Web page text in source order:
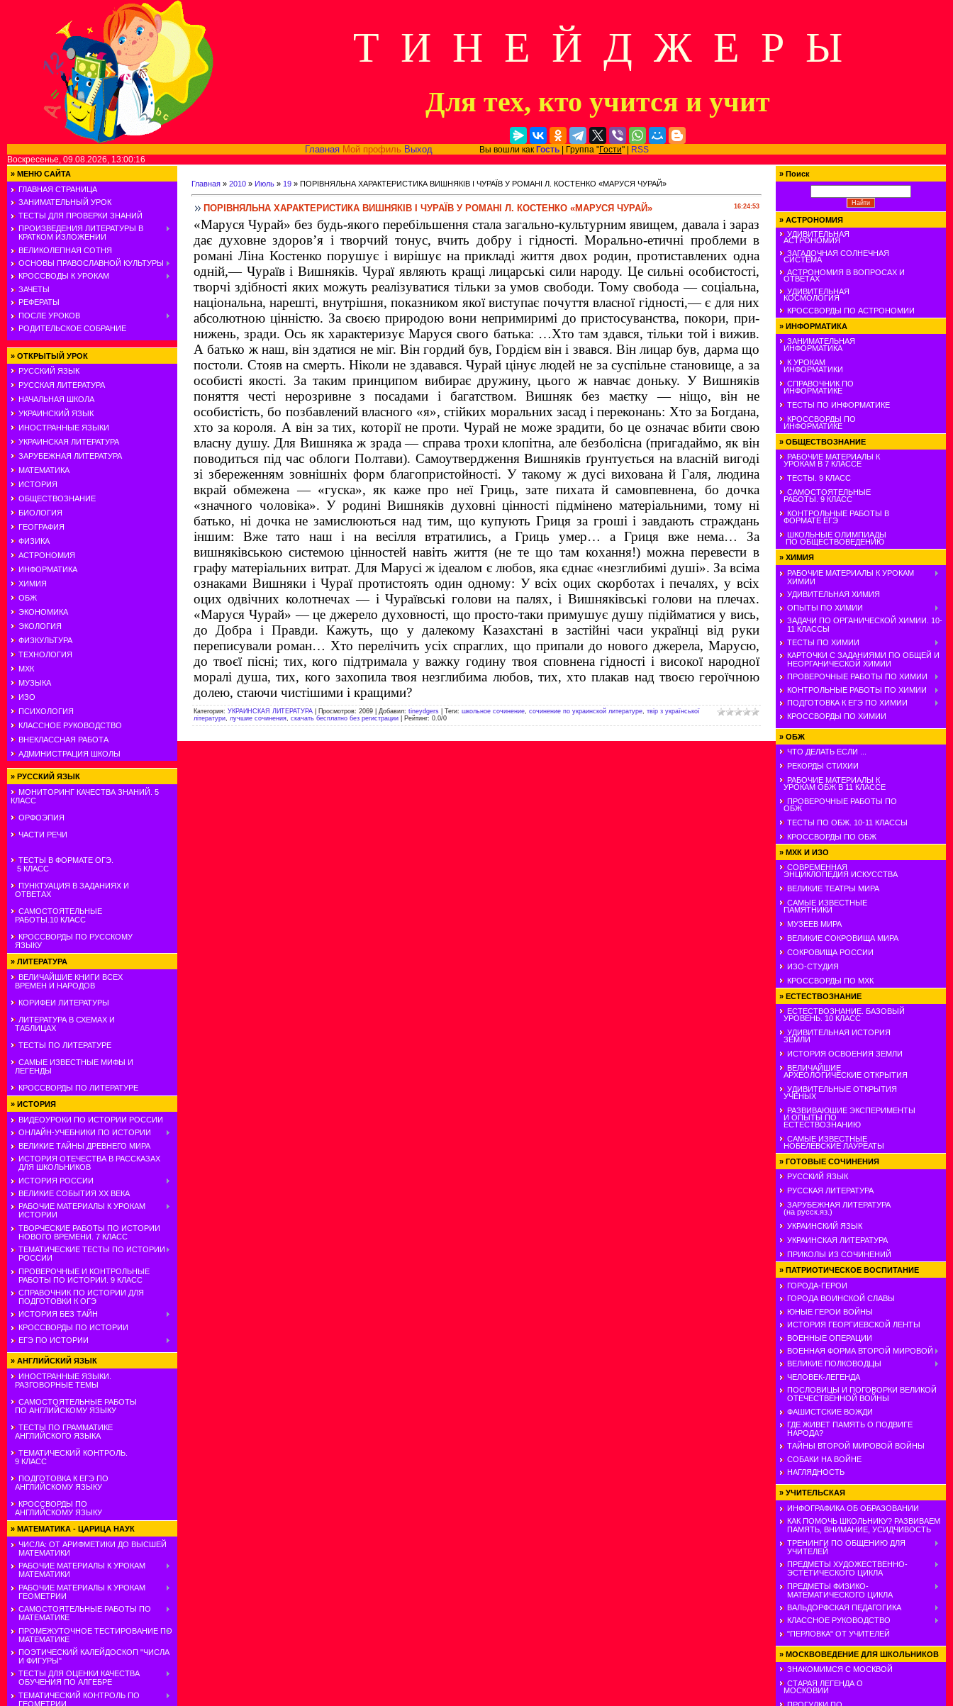
Т И Н Е Й Д Ж Е Р Ы
Для тех, кто учится и учит
Главная Мой профиль ВыходВы вошли как Гость| Группа "Гости" |
RSS
Воскресенье, 09.08.2026, 13:00:16
» МЕНЮ САЙТА
ГЛАВНАЯ СТРАНИЦА
ЗАНИМАТЕЛЬНЫЙ УРОК
ТЕСТЫ ДЛЯ ПРОВЕРКИ ЗНАНИЙ
ПРОИЗВЕДЕНИЯ ЛИТЕРАТУРЫ В
КРАТКОМ ИЗЛОЖЕНИИ
ВЕЛИКОЛЕПНАЯ СОТНЯ
ОСНОВЫ ПРАВОСЛАВНОЙ КУЛЬТУРЫ
КРОССВОДЫ К УРОКАМ
ЗАЧЕТЫ
РЕФЕРАТЫ
ПОСЛЕ УРОКОВ
РОДИТЕЛЬСКОЕ СОБРАНИЕ
» ОТКРЫТЫЙ УРОК
РУССКИЙ ЯЗЫК
РУССКАЯ ЛИТЕРАТУРА
НАЧАЛЬНАЯ ШКОЛА
УКРАИНСКИЙ ЯЗЫК
ИНОСТРАННЫЕ ЯЗЫКИ
УКРАИНСКАЯ ЛИТЕРАТУРА
ЗАРУБЕЖНАЯ ЛИТЕРАТУРА
МАТЕМАТИКА
ИСТОРИЯ
ОБЩЕСТВОЗНАНИЕ
БИОЛОГИЯ
ГЕОГРАФИЯ
ФИЗИКА
АСТРОНОМИЯ
ИНФОРМАТИКА
ХИМИЯ
ОБЖ
ЭКОНОМИКА
ЭКОЛОГИЯ
ФИЗКУЛЬТУРА
ТЕХНОЛОГИЯ
МХК
МУЗЫКА
ИЗО
ПСИХОЛОГИЯ
КЛАССНОЕ РУКОВОДСТВО
ВНЕКЛАССНАЯ РАБОТА
АДМИНИСТРАЦИЯ ШКОЛЫ
» РУССКИЙ ЯЗЫК
МОНИТОРИНГ КАЧЕСТВА ЗНАНИЙ. 5
КЛАСС
ОРФОЭПИЯ
ЧАСТИ РЕЧИ
ТЕСТЫ В ФОРМАТЕ ОГЭ.
5 КЛАСС
ПУНКТУАЦИЯ В ЗАДАНИЯХ И
ОТВЕТАХ
САМОСТОЯТЕЛЬНЫЕ
РАБОТЫ.10 КЛАСС
КРОССВОРДЫ ПО РУССКОМУ
ЯЗЫКУ
» ЛИТЕРАТУРА
ВЕЛИЧАЙШИЕ КНИГИ ВСЕХ
ВРЕМЕН И НАРОДОВ
КОРИФЕИ ЛИТЕРАТУРЫ
ЛИТЕРАТУРА В СХЕМАХ И
ТАБЛИЦАХ
ТЕСТЫ ПО ЛИТЕРАТУРЕ
САМЫЕ ИЗВЕСТНЫЕ МИФЫ И
ЛЕГЕНДЫ
КРОССВОРДЫ ПО ЛИТЕРАТУРЕ
» ИСТОРИЯ
ВИДЕОУРОКИ ПО ИСТОРИИ РОССИИ
ОНЛАЙН-УЧЕБНИКИ ПО ИСТОРИИ
ВЕЛИКИЕ ТАЙНЫ ДРЕВНЕГО МИРА
ИСТОРИЯ ОТЕЧЕСТВА В РАССКАЗАХ
ДЛЯ ШКОЛЬНИКОВ
ИСТОРИЯ РОССИИ
ВЕЛИКИЕ СОБЫТИЯ ХХ ВЕКА
РАБОЧИЕ МАТЕРИАЛЫ К УРОКАМ
ИСТОРИИ
ТВОРЧЕСКИЕ РАБОТЫ ПО ИСТОРИИ
НОВОГО ВРЕМЕНИ. 7 КЛАСС
ТЕМАТИЧЕСКИЕ ТЕСТЫ ПО ИСТОРИИ
РОССИИ
ПРОВЕРОЧНЫЕ И КОНТРОЛЬНЫЕ
РАБОТЫ ПО ИСТОРИИ. 9 КЛАСС
СПРАВОЧНИК ПО ИСТОРИИ ДЛЯ
ПОДГОТОВКИ К ОГЭ
ИСТОРИЯ БЕЗ ТАЙН
КРОССВОРДЫ ПО ИСТОРИИ
ЕГЭ ПО ИСТОРИИ
» АНГЛИЙСКИЙ ЯЗЫК
ИНОСТРАННЫЕ ЯЗЫКИ.
РАЗГОВОРНЫЕ ТЕМЫ
САМОСТОЯТЕЛЬНЫЕ РАБОТЫ
ПО АНГЛИЙСКОМУ ЯЗЫКУ
ТЕСТЫ ПО ГРАММАТИКЕ
АНГЛИЙСКОГО ЯЗЫКА
ТЕМАТИЧЕСКИЙ КОНТРОЛЬ.
9 КЛАСС
ПОДГОТОВКА К ЕГЭ ПО
АНГЛИЙСКОМУ ЯЗЫКУ
КРОССВОРДЫ ПО
АНГЛИЙСКОМУ ЯЗЫКУ
» МАТЕМАТИКА - ЦАРИЦА НАУК
ЧИСЛА: ОТ АРИФМЕТИКИ ДО ВЫСШЕЙ
МАТЕМАТИКИ
РАБОЧИЕ МАТЕРИАЛЫ К УРОКАМ
МАТЕМАТИКИ
РАБОЧИЕ МАТЕРИАЛЫ К УРОКАМ
ГЕОМЕТРИИ
САМОСТОЯТЕЛЬНЫЕ РАБОТЫ ПО
МАТЕМАТИКЕ
ПРОМЕЖУТОЧНОЕ ТЕСТИРОВАНИЕ ПО
МАТЕМАТИКЕ
ПОЭТИЧЕСКИЙ КАЛЕЙДОСКОП "ЧИСЛА
И ФИГУРЫ"
ТЕСТЫ ДЛЯ ОЦЕНКИ КАЧЕСТВА
ОБУЧЕНИЯ ПО АЛГЕБРЕ
ТЕМАТИЧЕСКИЙ КОНТРОЛЬ ПО
ГЕОМЕТРИИ
Главная » 2010 » Июль » 19 » ПОРІВНЯЛЬНА ХАРАКТЕРИСТИКА ВИШНЯКІВ І ЧУРАЇВ У РОМАНІ Л. КОСТЕНКО «МАРУСЯ ЧУРАЙ»
16:24:53
ПОРІВНЯЛЬНА ХАРАКТЕРИСТИКА ВИШНЯКІВ І ЧУРАЇВ У РОМАНІ Л. КОСТЕНКО «МАРУСЯ ЧУРАЙ»
«Маруся Чурай» без будь-якого перебільшення стала загально-куль­турним явищем, давала і зараз
дає духовне здоров’я і творчий тонус, вчить добру і гідності. Морально-етичні проблеми в
романі Ліна Костенко порушує і вирі­шує на прикладі життя двох родин, протиставлених одна
одній,— Чураїв і Вишняків. Чураї являють кращі лицарські сили народу. Це сильні особистості,
творчі здібності яких можуть реалізуватися тільки за умов свободи. Тому свобода — соціальна,
національна, нарешті, внутрішня, показником якої виступає почуття власної гідності,— є для них
абсолютною цінністю. За своєю природою вони непримиримі до пристосуванства, покори, при­
нижень, зради. Ось як характеризує Маруся свого батька: …Хто там здався, тільки той і вижив.
А батько ж наш, він здатися не міг. Він гордий був, Гордієм він і звався. Він лицар був, дарма що
постоли. Стояв на смерть. Ніколи не здавався. Чурай цінує людей не за суспільне становище, а за
особисті якості. За таким принципом вибирає дружину, цього ж навчає доньку. У Вишняків
поняття честі нерозривне з посадами і багатством. Виш­няк без маєтку — ніщо, він не
особистість, бо позбавлений власного «я», стійких моральних засад і переконань: Хто за Богдана,
хто за короля. А він за тих, которії не проти. Чурай не може зрадити, бо це означає вбити свою
власну душу. Для Вишняка ж зрада — справа трохи клопітна, але безболісна (пригадаймо, як він
поводиться під час облоги Полтави). Самоутвердження Вишняків ґрунтується на власній вигоді
зі збере­женням зовнішніх форм благопристойності. У такому ж дусі вихована й Галя, людина
вкрай обмежена — «гуска», як каже про неї Гриць, зате пихата й самовпевнена, бо дочка
«значного чоловіка». У родині Вишняків духовні цінності підмінено матеріальними, тому ні
батько, ні дочка не замислюються над тим, що купують Гриця за гроші і завдають страждань
іншим: Вже тато наш і на весілля втратились, а Гриць умер… а Гриця вже нема… За
вишняківською системою цінностей навіть життя (не те що там кохання!) можна перевести в
графу матеріальних витрат. Для Марусі ж ідеалом є любов, яка єднає «незглибимі душі». За всіма
ознаками Вишняки і Чураї протистоять один одному: У всіх оцих скорботах і печалях, у всіх
оцих одвічних колотнечах — і Чураївські голови на палях, і Вишняківські голови на плечах.
«Маруся Чурай» — це джерело духовності, що просто-таки приму­шує душу підійматися у вись,
до Добра і Правди. Кажуть, що у далекому Казахстані в застійні часи українці від руки
переписували роман… Хто перелічить усіх спраглих, що припали до нового джерела, Марусю,
до твоєї пісні; тих, кого підтримала у важку годину твоя сповнена гідності і високої народної
моралі душа, тих, кого захопила твоя незглибима любов, тих, хто плакав над твоєю героїчною
долею, стаючи чистішими і кращими?
Категория: УКРАИНСКАЯ ЛИТЕРАТУРА Просмотров: 2069 Добавил: tineydgers Теги: школьное сочинение сочинение по украинской литературе твір з української
літератури
лучшие сочинения скачать бесплатно без регистрации Рейтинг: 0.0/0
» Поиск
» АСТРОНОМИЯ
УДИВИТЕЛЬНАЯ
АСТРОНОМИЯ
ЗАГАДОЧНАЯ СОЛНЕЧНАЯ
СИСТЕМА
АСТРОНОМИЯ В ВОПРОСАХ И
ОТВЕТАХ
УДИВИТЕЛЬНАЯ
КОСМОЛОГИЯ
КРОССВОРДЫ ПО АСТРОНОМИИ
» ИНФОРМАТИКА
ЗАНИМАТЕЛЬНАЯ
ИНФОРМАТИКА
К УРОКАМ
ИНФОРМАТИКИ
СПРАВОЧНИК ПО
ИНФОРМАТИКЕ
ТЕСТЫ ПО ИНФОРМАТИКЕ
КРОССВОРДЫ ПО
ИНФОРМАТИКЕ
» ОБЩЕСТВОЗНАНИЕ
РАБОЧИЕ МАТЕРИАЛЫ К
УРОКАМ В 7 КЛАССЕ
ТЕСТЫ. 9 КЛАСС
САМОСТОЯТЕЛЬНЫЕ
РАБОТЫ. 9 КЛАСС
КОНТРОЛЬНЫЕ РАБОТЫ В
ФОРМАТЕ ЕГЭ
ШКОЛЬНЫЕ ОЛИМПИАДЫ
ПО ОБЩЕСТВОВЕДЕНИЮ
» ХИМИЯ
РАБОЧИЕ МАТЕРИАЛЫ К УРОКАМ
ХИМИИ
УДИВИТЕЛЬНАЯ ХИМИЯ
ОПЫТЫ ПО ХИМИИ
ЗАДАЧИ ПО ОРГАНИЧЕСКОЙ ХИМИИ. 10-
11 КЛАССЫ
ТЕСТЫ ПО ХИМИИ
КАРТОЧКИ С ЗАДАНИЯМИ ПО ОБЩЕЙ И
НЕОРГАНИЧЕСКОЙ ХИМИИ
ПРОВЕРОЧНЫЕ РАБОТЫ ПО ХИМИИ
КОНТРОЛЬНЫЕ РАБОТЫ ПО ХИМИИ
ПОДГОТОВКА К ЕГЭ ПО ХИМИИ
КРОССВОРДЫ ПО ХИМИИ
» ОБЖ
ЧТО ДЕЛАТЬ ЕСЛИ ...
РЕКОРДЫ СТИХИИ
РАБОЧИЕ МАТЕРИАЛЫ К
УРОКАМ ОБЖ В 11 КЛАССЕ
ПРОВЕРОЧНЫЕ РАБОТЫ ПО
ОБЖ
ТЕСТЫ ПО ОБЖ. 10-11 КЛАССЫ
КРОССВОРДЫ ПО ОБЖ
» МХК И ИЗО
СОВРЕМЕННАЯ
ЭНЦИКЛОПЕДИЯ ИСКУССТВА
ВЕЛИКИЕ ТЕАТРЫ МИРА
САМЫЕ ИЗВЕСТНЫЕ
ПАМЯТНИКИ
МУЗЕЕВ МИРА
ВЕЛИКИЕ СОКРОВИЩА МИРА
СОКРОВИЩА РОССИИ
ИЗО-СТУДИЯ
КРОССВОРДЫ ПО МХК
» ЕСТЕСТВОЗНАНИЕ
ЕСТЕСТВОЗНАНИЕ. БАЗОВЫЙ
УРОВЕНЬ. 10 КЛАСС
УДИВИТЕЛЬНАЯ ИСТОРИЯ
ЗЕМЛИ
ИСТОРИЯ ОСВОЕНИЯ ЗЕМЛИ
ВЕЛИЧАЙШИЕ
АРХЕОЛОГИЧЕСКИЕ ОТКРЫТИЯ
УДИВИТЕЛЬНЫЕ ОТКРЫТИЯ
УЧЕНЫХ
РАЗВИВАЮШИЕ ЭКСПЕРИМЕНТЫ
И ОПЫТЫ ПО
ЕСТЕСТВОЗНАНИЮ
САМЫЕ ИЗВЕСТНЫЕ
НОБЕЛЕВСКИЕ ЛАУРЕАТЫ
» ГОТОВЫЕ СОЧИНЕНИЯ
РУССКИЙ ЯЗЫК
РУССКАЯ ЛИТЕРАТУРА
ЗАРУБЕЖНАЯ ЛИТЕРАТУРА
(на русск.яз.)
УКРАИНСКИЙ ЯЗЫК
УКРАИНСКАЯ ЛИТЕРАТУРА
ПРИКОЛЫ ИЗ СОЧИНЕНИЙ
» ПАТРИОТИЧЕСКОЕ ВОСПИТАНИЕ
ГОРОДА-ГЕРОИ
ГОРОДА ВОИНСКОЙ СЛАВЫ
ЮНЫЕ ГЕРОИ ВОЙНЫ
ИСТОРИЯ ГЕОРГИЕВСКОЙ ЛЕНТЫ
ВОЕННЫЕ ОПЕРАЦИИ
ВОЕННАЯ ФОРМА ВТОРОЙ МИРОВОЙ
ВЕЛИКИЕ ПОЛКОВОДЦЫ
ЧЕЛОВЕК-ЛЕГЕНДА
ПОСЛОВИЦЫ И ПОГОВОРКИ ВЕЛИКОЙ
ОТЕЧЕСТВЕННОЙ ВОЙНЫ
ФАШИСТСКИЕ ВОЖДИ
ГДЕ ЖИВЕТ ПАМЯТЬ О ПОДВИГЕ
НАРОДА?
ТАЙНЫ ВТОРОЙ МИРОВОЙ ВОЙНЫ
СОБАКИ НА ВОЙНЕ
НАГЛЯДНОСТЬ
» УЧИТЕЛЬСКАЯ
ИНФОГРАФИКА ОБ ОБРАЗОВАНИИ
КАК ПОМОЧЬ ШКОЛЬНИКУ? РАЗВИВАЕМ
ПАМЯТЬ, ВНИМАНИЕ, УСИДЧИВОСТЬ
ТРЕНИНГИ ПО ОБЩЕНИЮ ДЛЯ
УЧИТЕЛЕЙ
ПРЕДМЕТЫ ХУДОЖЕСТВЕННО-
ЭСТЕТИЧЕСКОГО ЦИКЛА
ПРЕДМЕТЫ ФИЗИКО-
МАТЕМАТИЧЕСКОГО ЦИКЛА
ВАЛЬДОРФСКАЯ ПЕДАГОГИКА
КЛАССНОЕ РУКОВОДСТВО
"ПЕРЛОВКА" ОТ УЧИТЕЛЕЙ
» МОСКВОВЕДЕНИЕ ДЛЯ ШКОЛЬНИКОВ
ЗНАКОМИМСЯ С МОСКВОЙ
СТАРАЯ ЛЕГЕНДА О
МОСКОВИИ